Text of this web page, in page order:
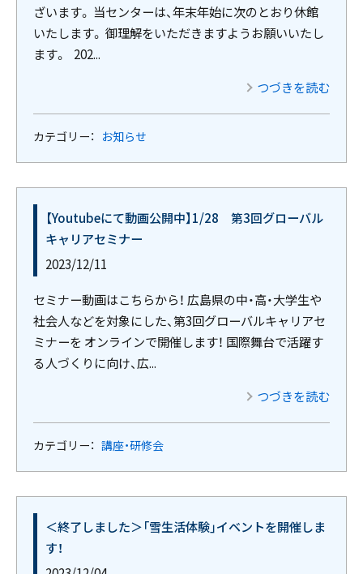
ざいます。 当センターは、年末年始に次のとおり休館
いたします。 御理解をいただきますようお願いいたし
ます。 202...
つづきを読む
カテゴリー： お知らせ
【Youtubeにて動画公開中】1/28 第3回グローバル
キャリアセミナー
2023/12/11
セミナー動画はこちらから！ 広島県の中・高・大学生や
社会人などを対象にした、第3回グローバルキャリアセ
ミナーを オンラインで開催します！ 国際舞台で活躍す
る人づくりに向け、広...
つづきを読む
カテゴリー： 講座・研修会
＜終了しました＞「雪生活体験」イベントを開催しま
す！